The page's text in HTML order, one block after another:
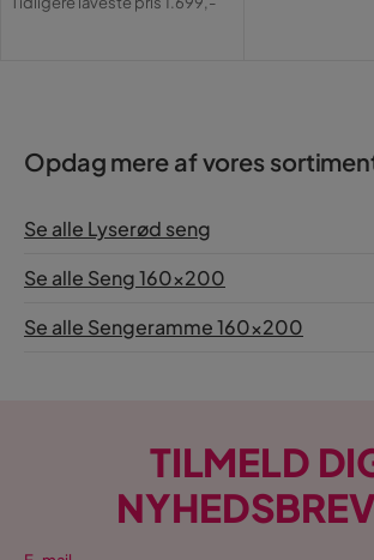
Opdag mere af vores
Se alle Lyserød seng
Se alle Seng 160x200
Se alle Sengeramme 160x200
TILMELD